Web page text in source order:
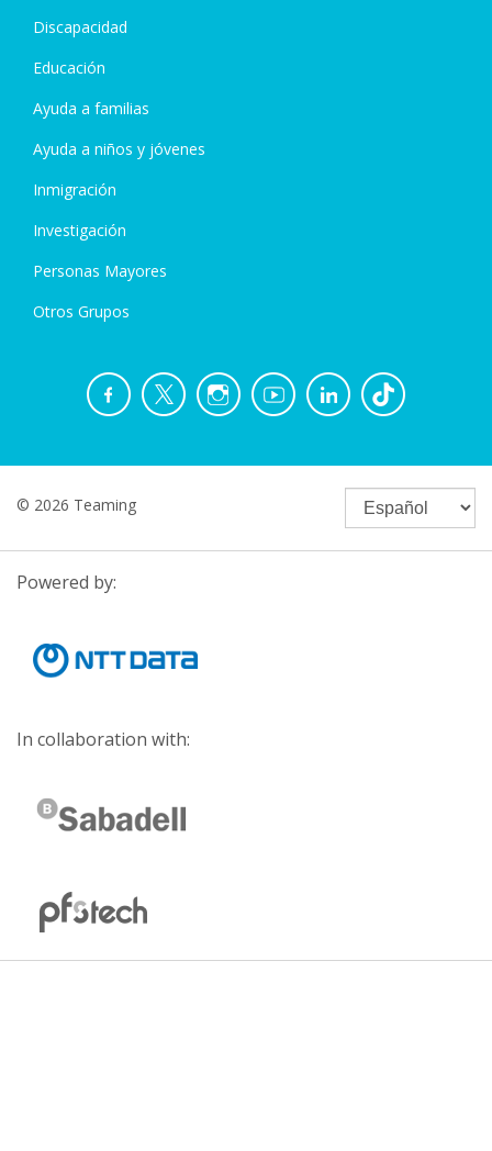
Discapacidad
Educación
Ayuda a familias
Ayuda a niños y jóvenes
Inmigración
Investigación
Personas Mayores
Otros Grupos
© 2026 Teaming
Powered by:
In collaboration with: